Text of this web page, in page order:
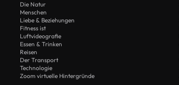
Die Natur
Menschen
Liebe & Beziehungen
Fitness ist
Luftvideografie
Essen & Trinken
Reisen
Der Transport
Technologie
Zoom virtuelle Hintergründe